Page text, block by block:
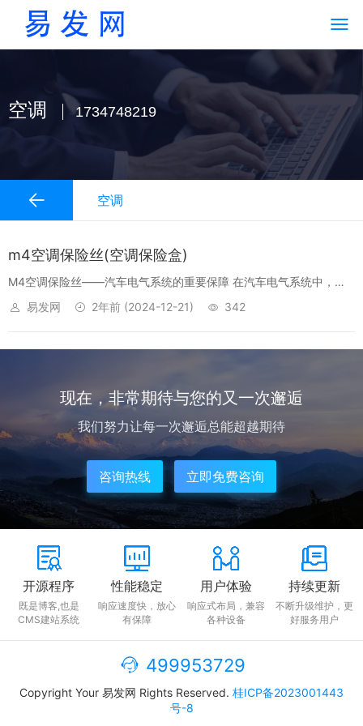
空调 1734748219
空调
m4空调保险丝(空调保险盒)
M4空调保险丝——汽车电气系统的重要保障 在汽车电气系统中，保
险丝是一个至关重要的安全元件。今天，我们将重点关注M4空调保险
易发网 2年前 (2024-12-21) 342
现在，非常期待与您的又一次邂逅
我们努力让每一次邂逅总能超越期待
咨询热线 立即免费咨询
开源程序
既是博客,也是
CMS建站系统
性能稳定
响应速度快，放心
有保障
用户体验
响应式布局，兼容
各种设备
持续更新
不断升级维护，更
好服务用户
499953729
Copyright Your 易发网 Rights Reserved. 桂ICP备2023001443
号-8